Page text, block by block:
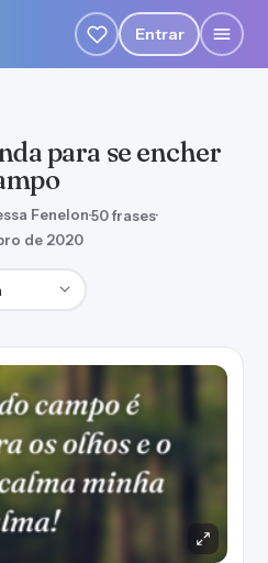
Entrar
para se encher
Fenelon·50 frases·
de 2020